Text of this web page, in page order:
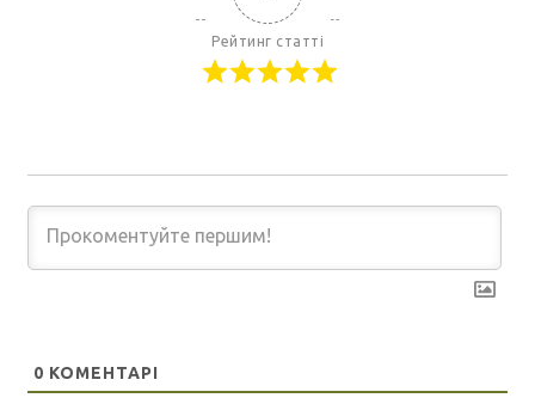
Рейтинг статті
0 КОМЕНТАРІ